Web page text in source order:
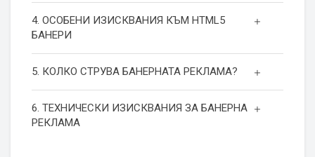
4. ОСОБЕНИ ИЗИСКВАНИЯ КЪМ HTML5
БАНЕРИ
5. КОЛКО СТРУВА БАНЕРНАТА РЕКЛАМА?
6. ТЕХНИЧЕСКИ ИЗИСКВАНИЯ ЗА БАНЕРНА
РЕКЛАМА